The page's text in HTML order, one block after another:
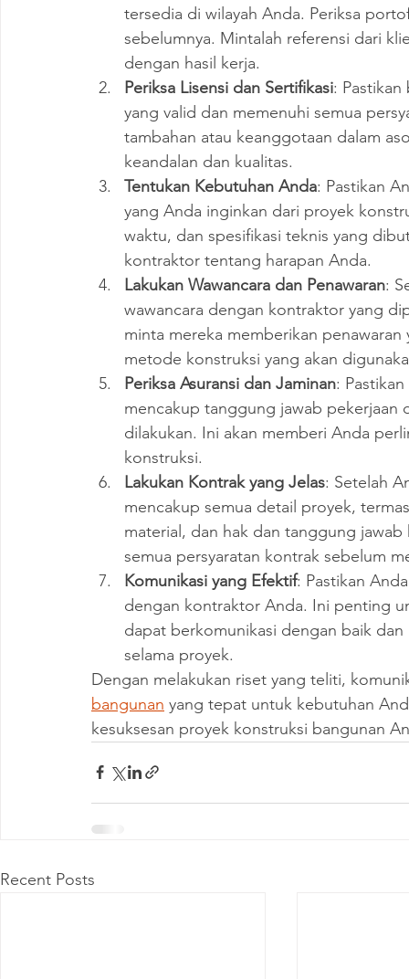
tersedia di wilayah Anda. Periksa
sebelumnya. Mintalah referensi dari
dengan hasil kerja.
Periksa Lisensi dan Sertifikasi:
yang valid dan memenuhi semua
tambahan atau keanggotaan dalam
keandalan dan kualitas.
Tentukan Kebutuhan Anda: Pastikan
yang Anda inginkan dari proyek
waktu, dan spesifikasi teknis yang
kontraktor tentang harapan Anda.
Lakukan Wawancara dan Penawaran:
wawancara dengan kontraktor yang
minta mereka memberikan
metode konstruksi yang akan
Periksa Asuransi dan Jaminan:
mencakup tanggung jawab pekerjaan
dilakukan. Ini akan memberi Anda
konstruksi.
Lakukan Kontrak yang Jelas: Setelah
mencakup semua detail proyek,
material, dan hak dan tanggung
semua persyaratan kontrak sebelum
Komunikasi yang Efektif: Pastikan
dengan kontraktor Anda. Ini penting
dapat berkomunikasi dengan baik
selama proyek.
Dengan melakukan riset yang teliti,
bangunan yang tepat untuk kebutuhan
kesuksesan proyek konstruksi bangunan
Recent Posts